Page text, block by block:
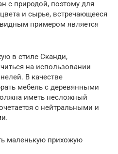
с природой, поэтому для
и сырье, встречающееся
примером является
в стиле Сканди,
на использовании
В качестве
мебель с деревянными
иметь несложный
с нейтральными и
маленькую прихожую